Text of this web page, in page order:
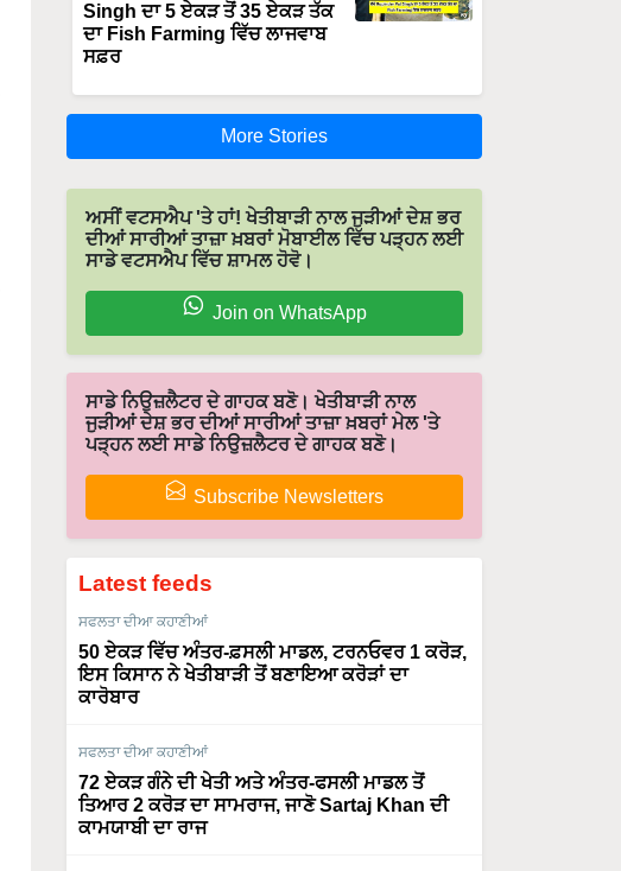
Singh ਦਾ 5 ਏਕੜ ਤੋਂ 35 ਏਕੜ ਤੱਕ
ਦਾ Fish Farming ਵਿੱਚ ਲਾਜਵਾਬ
ਸਫ਼ਰ
More Stories
ਅਸੀਂ ਵਟਸਐਪ 'ਤੇ ਹਾਂ! ਖੇਤੀਬਾੜੀ ਨਾਲ ਜੁੜੀਆਂ ਦੇਸ਼ ਭਰ
ਦੀਆਂ ਸਾਰੀਆਂ ਤਾਜ਼ਾ ਖ਼ਬਰਾਂ ਮੋਬਾਈਲ ਵਿੱਚ ਪੜ੍ਹਨ ਲਈ
ਸਾਡੇ ਵਟਸਐਪ ਵਿੱਚ ਸ਼ਾਮਲ ਹੋਵੋ।
Join on WhatsApp
ਸਾਡੇ ਨਿਉਜ਼ਲੈਟਰ ਦੇ ਗਾਹਕ ਬਣੋ। ਖੇਤੀਬਾੜੀ ਨਾਲ
ਜੁੜੀਆਂ ਦੇਸ਼ ਭਰ ਦੀਆਂ ਸਾਰੀਆਂ ਤਾਜ਼ਾ ਖ਼ਬਰਾਂ ਮੇਲ 'ਤੇ
ਪੜ੍ਹਨ ਲਈ ਸਾਡੇ ਨਿਉਜ਼ਲੈਟਰ ਦੇ ਗਾਹਕ ਬਣੋ।
Subscribe Newsletters
Latest feeds
ਸਫਲਤਾ ਦੀਆ ਕਹਾਣੀਆਂ
50 ਏਕੜ ਵਿੱਚ ਅੰਤਰ-ਫ਼ਸਲੀ ਮਾਡਲ, ਟਰਨਓਵਰ 1 ਕਰੋੜ,
ਇਸ ਕਿਸਾਨ ਨੇ ਖੇਤੀਬਾੜੀ ਤੋਂ ਬਣਾਇਆ ਕਰੋੜਾਂ ਦਾ
ਕਾਰੋਬਾਰ
ਸਫਲਤਾ ਦੀਆ ਕਹਾਣੀਆਂ
72 ਏਕੜ ਗੰਨੇ ਦੀ ਖੇਤੀ ਅਤੇ ਅੰਤਰ-ਫਸਲੀ ਮਾਡਲ ਤੋਂ
ਤਿਆਰ 2 ਕਰੋੜ ਦਾ ਸਾਮਰਾਜ, ਜਾਣੋ Sartaj Khan ਦੀ
ਕਾਮਯਾਬੀ ਦਾ ਰਾਜ